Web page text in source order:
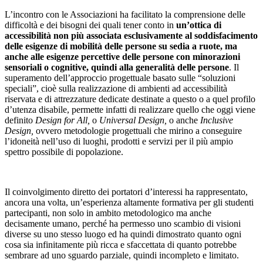
L’incontro con le Associazioni ha facilitato la comprensione delle
difficoltà e dei bisogni dei quali tener conto in un’ottica di
accessibilità non più associata esclusivamente al soddisfacimento
delle esigenze di mobilità delle persone su sedia a ruote, ma
anche alle esigenze percettive delle persone con minorazioni
sensoriali o cognitive, quindi alla generalità delle persone. Il
superamento dell’approccio progettuale basato sulle “soluzioni
speciali”, cioè sulla realizzazione di ambienti ad accessibilità
riservata e di attrezzature dedicate destinate a questo o a quel profilo
d’utenza disabile, permette infatti di realizzare quello che oggi viene
definito Design for All, o Universal Design, o anche Inclusive
Design, ovvero metodologie progettuali che mirino a conseguire
l’idoneità nell’uso di luoghi, prodotti e servizi per il più ampio
spettro possibile di popolazione.
Il coinvolgimento diretto dei portatori d’interessi ha rappresentato,
ancora una volta, un’esperienza altamente formativa per gli studenti
partecipanti, non solo in ambito metodologico ma anche
decisamente umano, perché ha permesso uno scambio di visioni
diverse su uno stesso luogo ed ha quindi dimostrato quanto ogni
cosa sia infinitamente più ricca e sfaccettata di quanto potrebbe
sembrare ad uno sguardo parziale, quindi incompleto e limitato.